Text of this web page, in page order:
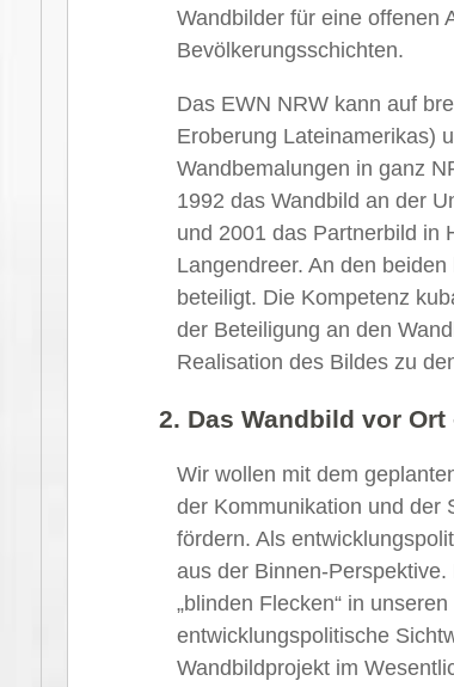
Wandbilder für eine offenen
Bevölkerungsschichten.
Das EWN NRW kann auf
Eroberung Lateinamerikas)
Wandbemalungen in ganz
1992 das Wandbild an der
und 2001 das Partnerbild in
Langendreer. An den
beteiligt. Die Kompetenz
der Beteiligung an den
Realisation des Bildes zu
2. Das Wandbild vor
Wir wollen mit dem
der Kommunikation und der
fördern. Als
aus der Binnen-
„blinden Flecken“ in
entwicklungspolitische
Wandbildprojekt im